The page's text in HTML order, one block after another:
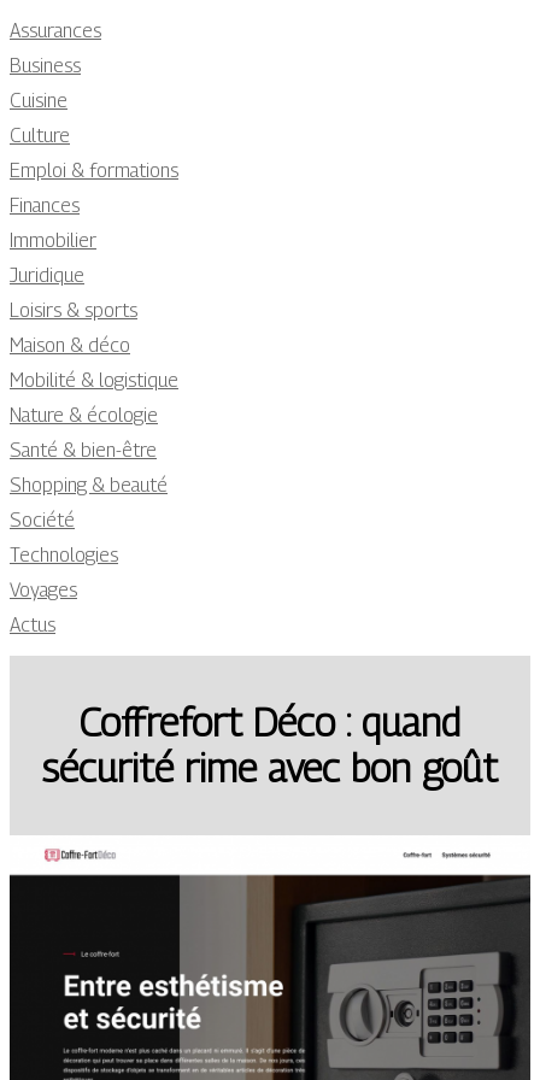
Assurances
Business
Cuisine
Culture
Emploi & formations
Finances
Immobilier
Juridique
Loisirs & sports
Maison & déco
Mobilité & logistique
Nature & écologie
Santé & bien-être
Shopping & beauté
Société
Technologies
Voyages
Actus
Coffrefort Déco : quand
sécurité rime avec bon goût